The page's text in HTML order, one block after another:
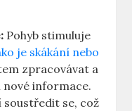
Pohyb stimuluje
je skákání nebo
zpracovávat a
nové informace.
soustředit se, což